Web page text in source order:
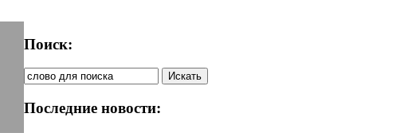
Поиск:
Последние новости: